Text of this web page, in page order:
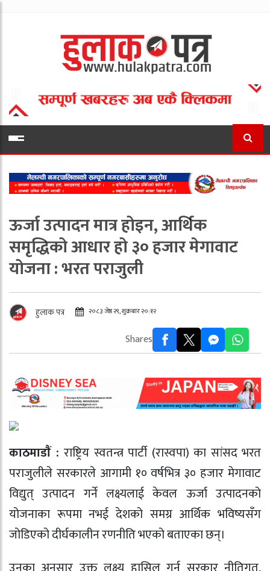
ऊर्जा उत्पादन मात्र होइन, आर्थिक
समृद्धिको आधार हो ३० हजार मेगावाट
योजना : भरत पराजुली
हुलाक पत्र २०८३ जेष्ठ २९, शुक्रबार २०:१२
Shares
काठमाडाैं : राष्ट्रिय स्वतन्त्र पार्टी (रास्वपा) का सांसद भरत
पराजुलीले सरकारले आगामी १० वर्षभित्र ३० हजार मेगावाट
विद्युत् उत्पादन गर्ने लक्ष्यलाई केवल ऊर्जा उत्पादनको
योजनाका रूपमा नभई देशको समग्र आर्थिक भविष्यसँग
जोडिएको दीर्घकालीन रणनीति भएको बताएका छन्।